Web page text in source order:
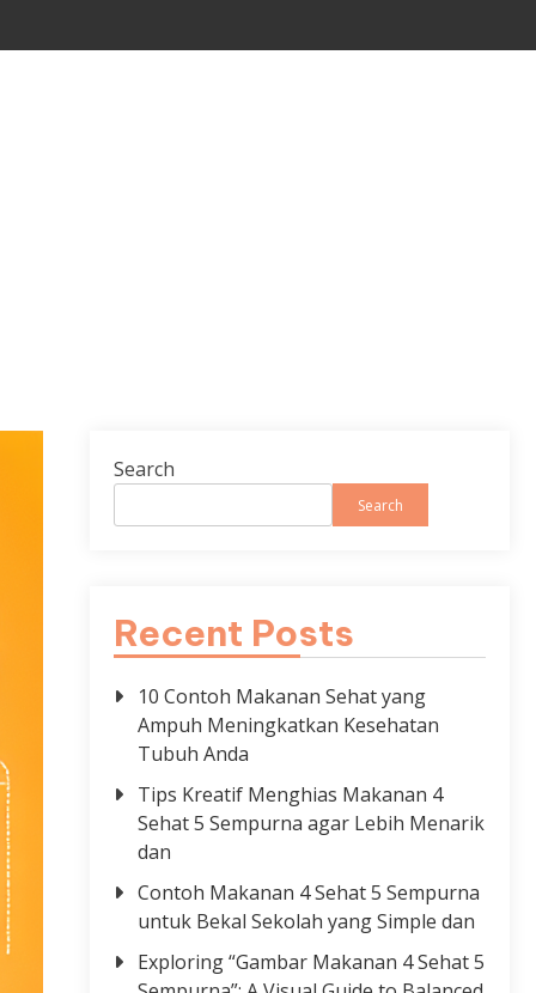
Search
Search
Recent Posts
10 Contoh Makanan Sehat yang
Ampuh Meningkatkan Kesehatan
Tubuh Anda
Tips Kreatif Menghias Makanan 4
Sehat 5 Sempurna agar Lebih Menarik
dan
Contoh Makanan 4 Sehat 5 Sempurna
untuk Bekal Sekolah yang Simple dan
Exploring “Gambar Makanan 4 Sehat 5